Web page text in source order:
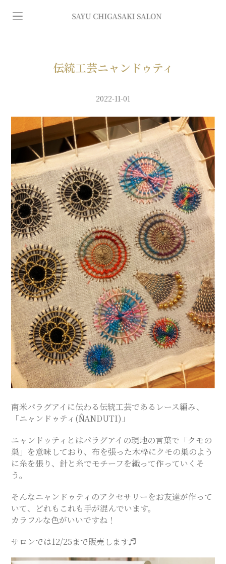
イ
デ
バ
専
門
エ
ス
テ
サ
ロ
ン
｜
SAYU
CHIGASAKI
SALON
伝統工芸ニャンドゥティ
2022-11-01
南米パラグアイに伝わる伝統工芸であるレース編み、
「ニャンドゥティ(ÑANDUTI)」
ニャンドゥティとはパラグアイの現地の言葉で「クモの
巣」を意味しており、布を張った木枠にクモの巣のよう
に糸を張り、針と糸でモチーフを織って作っていくそ
う。
そんなニャンドゥティのアクセサリーをお友達が作って
いて、どれもこれも手が混んでいます。
カラフルな色がいいですね！
サロンでは12/25まで販売します♬